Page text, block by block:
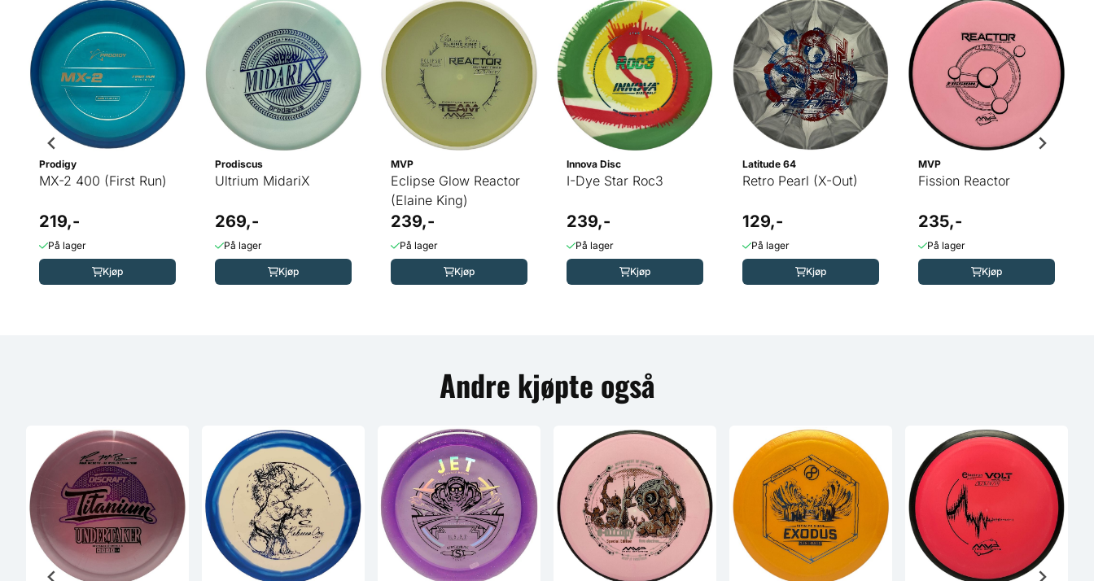
Prodigy
MX-2 400 (First Run)
219,-
På lager
Kjøp
Prodiscus
Ultrium MidariX
269,-
På lager
Kjøp
MVP
Eclipse Glow Reactor
(Elaine King)
239,-
På lager
Kjøp
Innova Disc
I-Dye Star Roc3
239,-
På lager
Kjøp
Latitude 64
Retro Pearl (X-Out)
129,-
På lager
Kjøp
MVP
Fission Reactor
235,-
På lager
Kjøp
Andre kjøpte også